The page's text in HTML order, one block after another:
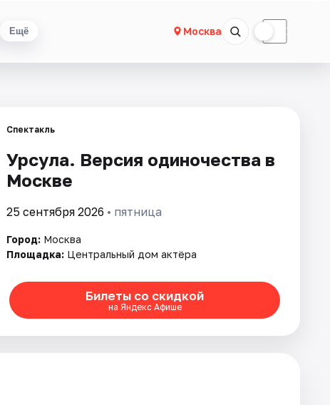
Ещё Москва ☾
Спектакль
Урсула. Версия одиночества в
Москве
25 сентября 2026 • пятница
Город: Москва
Площадка: Центральный дом актёра
Билеты со скидкой
на Яндекс Афише